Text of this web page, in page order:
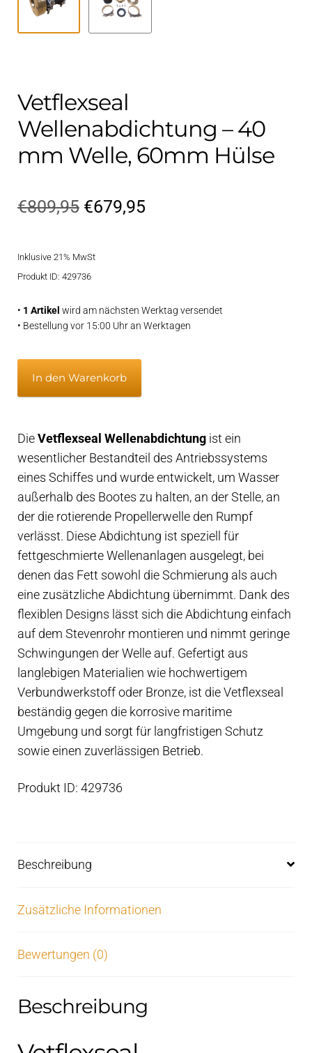
Vetflexseal
Wellenabdichtung – 40
mm Welle, 60mm Hülse
€809,95 Ursprünglicher
war:
€679,95Aktueller
Inklusive 21% MwSt
Produkt ID: 429736
• 1 Artikel wird am nächsten Werktag versendet
• Bestellung vor 15:00 Uhr an Werktagen
mm
Welle,
60mm
Hülse
Menge
In den Warenkorb
Die Vetflexseal Wellenabdichtungist ein
wesentlicher Bestandteil des Antriebssystems
eines Schiffes und wurde entwickelt, um Wasser
außerhalb des Bootes zu halten, an der Stelle, an
der die rotierende Propellerwelle den Rumpf
verlässt. Diese Abdichtung ist speziell für
fettgeschmierte Wellenanlagen ausgelegt, bei
denen das Fett sowohl die Schmierung als auch
eine zusätzliche Abdichtung übernimmt. Dank des
flexiblen Designs lässt sich die Abdichtung einfach
auf dem Stevenrohr montieren und nimmt geringe
Schwingungen der Welle auf. Gefertigt aus
langlebigen Materialien wie hochwertigem
Verbundwerkstoff oder Bronze, ist die Vetflexseal
beständig gegen die korrosive maritime
Umgebung und sorgt für langfristigen Schutz
sowie einen zuverlässigen Betrieb.
Produkt ID: 429736
Beschreibung
Zusätzliche Informationen
Bewertungen (0)
Beschreibung